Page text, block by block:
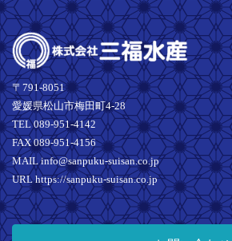
〒791-8051
愛媛県松山市梅田町4-28
TEL 089-951-4142
FAX 089-951-4156
MAIL info@sanpuku-suisan.co.jp
URL https://sanpuku-suisan.co.jp